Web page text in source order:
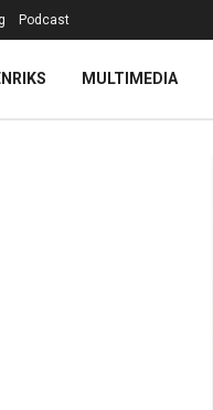
Podcast
MULTIMEDIA